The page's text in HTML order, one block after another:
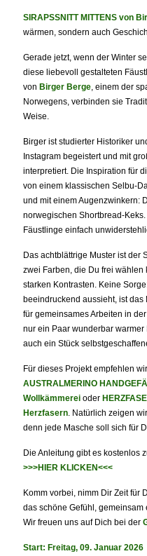
SIRAPSSNITT MITTENS von
wärmen, sondern auch
Gerade jetzt, wenn der Winter
diese liebevoll gestalteten
von Birger Berge, einem der
Norwegens, verbinden sie
Weise.
Birger ist studierter Historiker
Instagram begeistert und mit
interpretiert. Die Inspiration für
von einem klassischen Selbu-
und mit einem Augenzwinkern:
norwegischen Shortbread-
Fäustlinge einfach
Das achtblättrige Muster ist der
zwei Farben, die Du frei wählen
starken Kontrasten. Keine
beeindruckend aussieht, ist das
für gemeinsames Arbeiten in
nur ein Paar wunderbar
auch ein Stück
Für dieses Projekt empfehlen
AUSTRALMERINO
Wollkämmereioder
Herzfasern. Natürlich zeigen
denn jede Masche soll sich für
Die Anleitung gibt es kostenlos
>>>HIER KLICKEN<<<
Komm vorbei, nimm Dir Zeit für
das schöne Gefühl, gemeinsam
Wir freuen uns auf Dich bei der
Start: Freitag, 09. Januar 2026